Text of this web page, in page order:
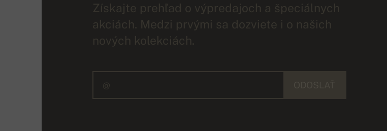
Získajte prehľad o výpredajoch a špeciálnych
akciách. Medzi prvými sa dozviete i o našich
nových kolekciách.